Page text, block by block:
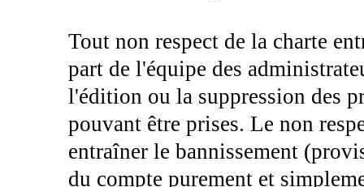
Tout non respect de la charte
part de l'équipe des
l'édition ou la suppression des
pouvant être prises. Le non
entraîner le bannissement
du compte purement et